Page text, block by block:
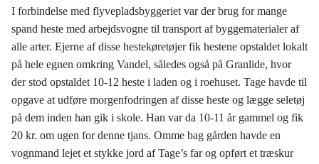
I forbindelse med flyvepladsbyggeriet var der brug for mange
spand heste med arbejdsvogne til transport af byggematerialer af
alle arter. Ejerne af disse hestekøretøjer fik hestene opstaldet lokalt
på hele egnen omkring Vandel, således også på Granlide, hvor
der stod opstaldet 10-12 heste i laden og i roehuset. Tage havde til
opgave at udføre morgenfodringen af disse heste og lægge seletøj
på dem inden han gik i skole. Han var da 10-11 år gammel og fik
20 kr. om ugen for denne tjans. Omme bag gården havde en
vognmand lejet et stykke jord af Tage’s far og opført et træskur